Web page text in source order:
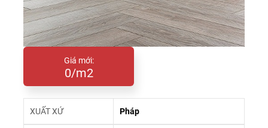
Giá mới:
0/m2
XUẤT XỨ Pháp